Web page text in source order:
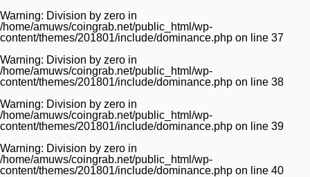
Warning: Division by zero in
/home/amuws/coingrab.net/public_html/wp-
content/themes/201801/include/dominance.php on line 37
Warning: Division by zero in
/home/amuws/coingrab.net/public_html/wp-
content/themes/201801/include/dominance.php on line 38
Warning: Division by zero in
/home/amuws/coingrab.net/public_html/wp-
content/themes/201801/include/dominance.php on line 39
Warning: Division by zero in
/home/amuws/coingrab.net/public_html/wp-
content/themes/201801/include/dominance.php on line 40